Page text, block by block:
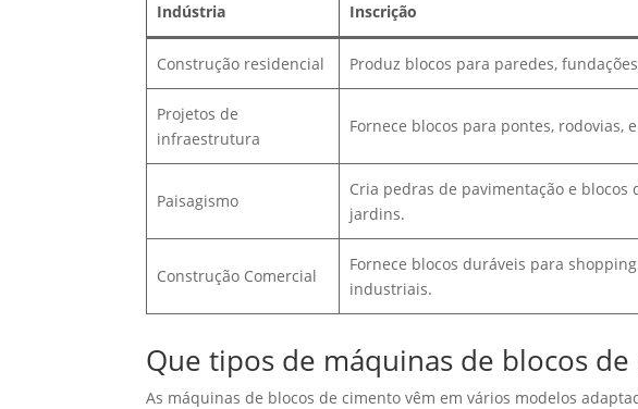
Indústria Inscrição
Construção residencial Produz blocos para paredes,
Projetos de
infraestrutura
Fornece blocos para pontes, rodovias,
Paisagismo
Cria pedras de pavimentação e blocos
jardins.
Construção Comercial
Fornece blocos duráveis ​​para
industriais.
Que tipos de máquinas de blocos
As máquinas de blocos de cimento vêm em vários modelos